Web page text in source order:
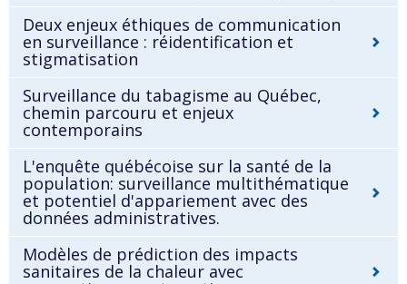
Deux enjeux éthiques de communication
en surveillance : réidentification et
stigmatisation
Surveillance du tabagisme au Québec,
chemin parcouru et enjeux
contemporains
L'enquête québécoise sur la santé de la
population: surveillance multithématique
et potentiel d'appariement avec des
données administratives.
Modèles de prédiction des impacts
sanitaires de la chaleur avec